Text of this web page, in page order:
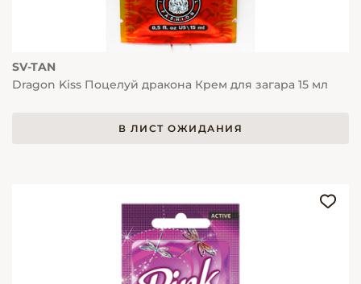
SV-TAN
Dragon Kiss Поцелуй дракона Крем для загара 15 мл
В ЛИСТ ОЖИДАНИЯ